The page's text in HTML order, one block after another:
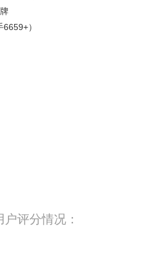
6659+）
评分情况：